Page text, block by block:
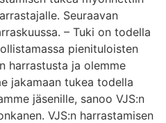
Seuraavan
– Tuki on todella
pienituloisten
harrastusta ja olemme
jakamaan tukea todella
jäsenille, sanoo VJS:n
VJS:n harrastamisen